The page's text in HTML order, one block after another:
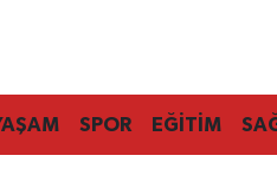
SPOR EĞİTİM